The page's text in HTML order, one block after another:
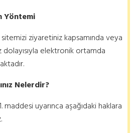
Yöntemi
ziyaretiniz kapsamında veya
dolayısıyla elektronik ortamda
Nelerdir?
maddesi uyarınca aşağıdaki haklara